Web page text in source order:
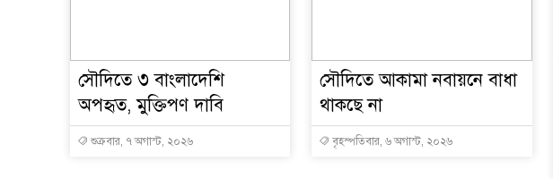
সৌদিতে ৩ বাংলাদেশি
অপহৃত, মুক্তিপণ দাবি
শুক্রবার, ৭ অগাস্ট, ২০২৬
সৌদিতে আকামা নবায়নে বাধা
থাকছে না
বৃহস্পতিবার, ৬ অগাস্ট, ২০২৬